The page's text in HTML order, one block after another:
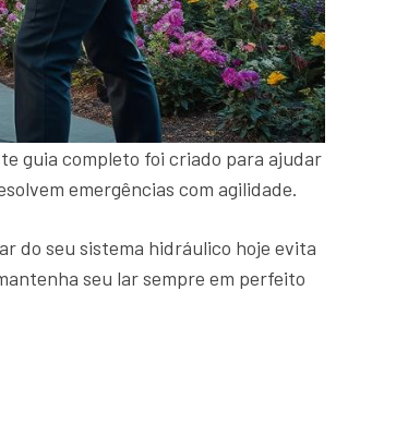
guia completo foi criado para ajudar
emergências com agilidade.
do seu sistema hidráulico hoje evita
seu lar sempre em perfeito